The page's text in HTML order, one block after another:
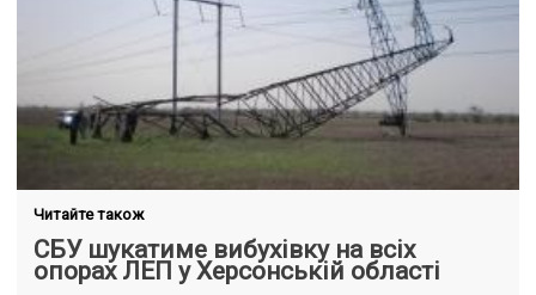
Читайте також
СБУ шукатиме вибухівку на всіх
опорах ЛЕП у Херсонській області